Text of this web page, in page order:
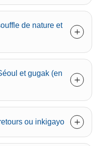
de nature et
et gugak (en
ou inkigayo